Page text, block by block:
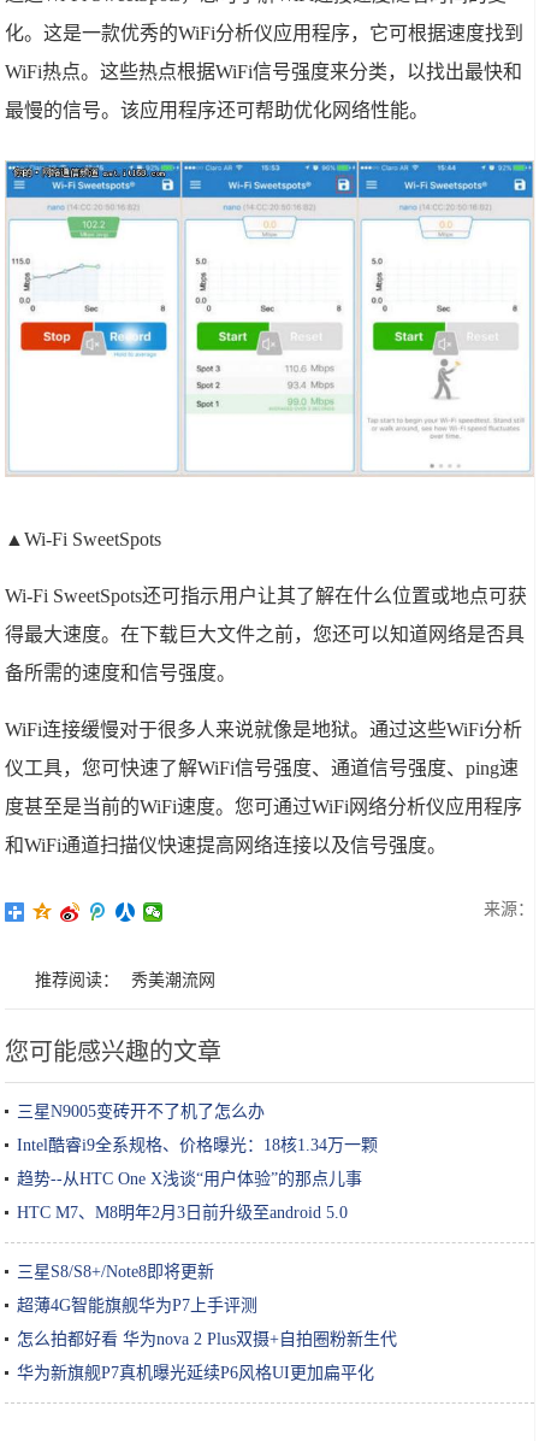
化。这是一款优秀的WiFi分析仪应用程序，它可根据速度找到
WiFi热点。这些热点根据WiFi信号强度来分类，以找出最快和
最慢的信号。该应用程序还可帮助优化网络性能。
▲Wi-Fi SweetSpots
Wi-Fi SweetSpots还可指示用户让其了解在什么位置或地点可获
得最大速度。在下载巨大文件之前，您还可以知道网络是否具
备所需的速度和信号强度。
WiFi连接缓慢对于很多人来说就像是地狱。通过这些WiFi分析
仪工具，您可快速了解WiFi信号强度、通道信号强度、ping速
度甚至是当前的WiFi速度。您可通过WiFi网络分析仪应用程序
和WiFi通道扫描仪快速提高网络连接以及信号强度。
来源：
推荐阅读： 秀美潮流网
您可能感兴趣的文章
三星N9005变砖开不了机了怎么办
Intel酷睿i9全系规格、价格曝光：18核1.34万一颗
趋势--从HTC One X浅谈“用户体验”的那点儿事
HTC M7、M8明年2月3日前升级至android 5.0
三星S8/S8+/Note8即将更新
超薄4G智能旗舰华为P7上手评测
怎么拍都好看 华为nova 2 Plus双摄+自拍圈粉新生代
华为新旗舰P7真机曝光延续P6风格UI更加扁平化